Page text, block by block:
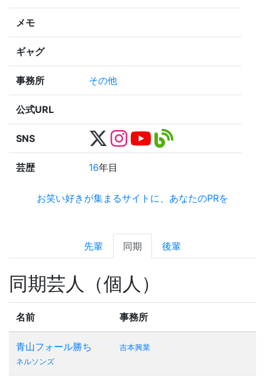
メモ
ギャグ
事務所 その他
公式URL
SNS
芸歴 16年目
お笑い好きが集まるサイトに、あなたのPRを
先輩 同期 後輩
同期芸人（個人）
名前 事務所
青山フォール勝ち
ネルソンズ
吉本興業